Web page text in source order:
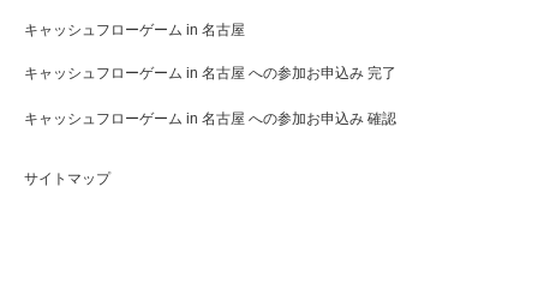
キャッシュフローゲーム in 名古屋
キャッシュフローゲーム in 名古屋 への参加お申込み 完了
キャッシュフローゲーム in 名古屋 への参加お申込み 確認
サイトマップ